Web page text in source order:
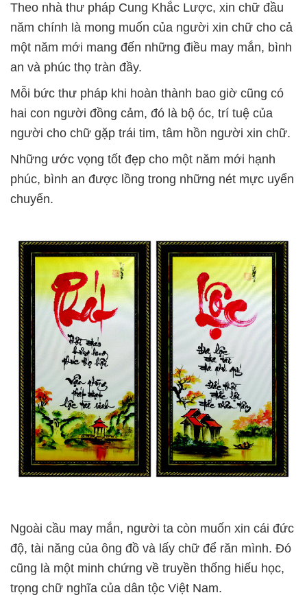
Theo nhà thư pháp Cung Khắc Lược, xin chữ đầu
năm chính là mong muốn của người xin chữ cho cả
một năm mới mang đến những điều may mắn, bình
an và phúc thọ tràn đầy.
Mỗi bức thư pháp khi hoàn thành bao giờ cũng có
hai con người đồng cảm, đó là bộ óc, trí tuệ của
người cho chữ gặp trái tim, tâm hồn người xin chữ.
Những ước vọng tốt đẹp cho một năm mới hạnh
phúc, bình an được lồng trong những nét mực uyển
chuyển.
Ngoài cầu may mắn, người ta còn muốn xin cái đức
độ, tài năng của ông đồ và lấy chữ để răn mình. Đó
cũng là một minh chứng về truyền thống hiếu học,
trọng chữ nghĩa của dân tộc Việt Nam.